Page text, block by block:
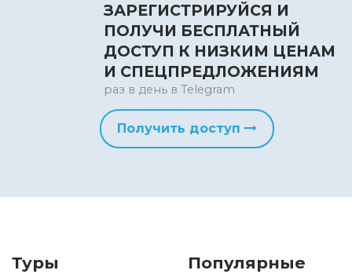
ЗАРЕГИСТРИРУЙСЯ И
ПОЛУЧИ БЕСПЛАТНЫЙ
ДОСТУП К НИЗКИМ ЦЕНАМ
И СПЕЦПРЕДЛОЖЕНИЯМ
раз в день в Telegram
Получить доступ
Туры
Популярные